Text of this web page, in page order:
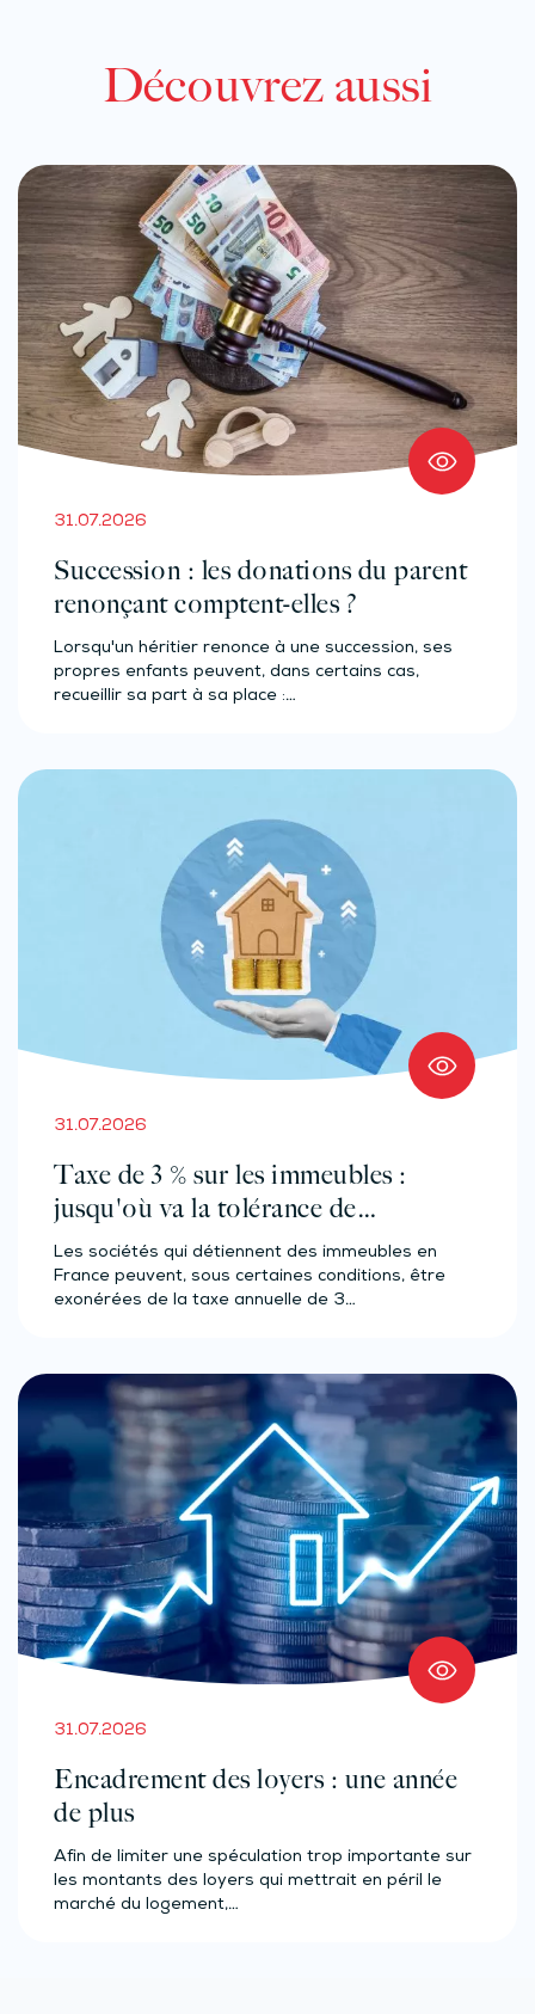
Découvrez aussi
31.07.2026
Succession : les donations du parent
renonçant comptent-elles ?
Lorsqu'un héritier renonce à une succession, ses
propres enfants peuvent, dans certains cas,
recueillir sa part à sa place :…
31.07.2026
Taxe de 3 % sur les immeubles :
jusqu'où va la tolérance de
l'administration ?
Les sociétés qui détiennent des immeubles en
France peuvent, sous certaines conditions, être
exonérées de la taxe annuelle de 3…
31.07.2026
Encadrement des loyers : une année
de plus
Afin de limiter une spéculation trop importante sur
les montants des loyers qui mettrait en péril le
marché du logement,…